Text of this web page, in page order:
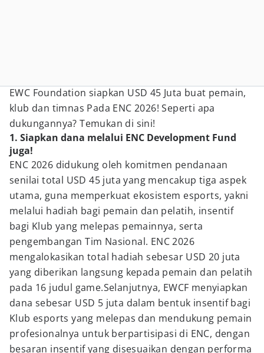
EWC Foundation siapkan USD 45 Juta buat pemain,
klub dan timnas Pada ENC 2026! Seperti apa
dukungannya? Temukan di sini!
1. Siapkan dana melalui ENC Development Fund
juga!
ENC 2026 didukung oleh komitmen pendanaan
senilai total USD 45 juta yang mencakup tiga aspek
utama, guna memperkuat ekosistem esports, yakni
melalui hadiah bagi pemain dan pelatih, insentif
bagi Klub yang melepas pemainnya, serta
pengembangan Tim Nasional. ENC 2026
mengalokasikan total hadiah sebesar USD 20 juta
yang diberikan langsung kepada pemain dan pelatih
pada 16 judul game.Selanjutnya, EWCF menyiapkan
dana sebesar USD 5 juta dalam bentuk insentif bagi
Klub esports yang melepas dan mendukung pemain
profesionalnya untuk berpartisipasi di ENC, dengan
besaran insentif yang disesuaikan dengan performa